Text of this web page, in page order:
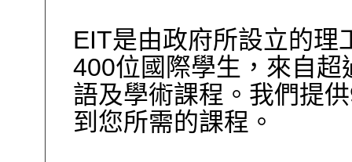
EIT是由政府所設立的理
400位國際學生，來自
語及學術課程。我們提
到您所需的課程。